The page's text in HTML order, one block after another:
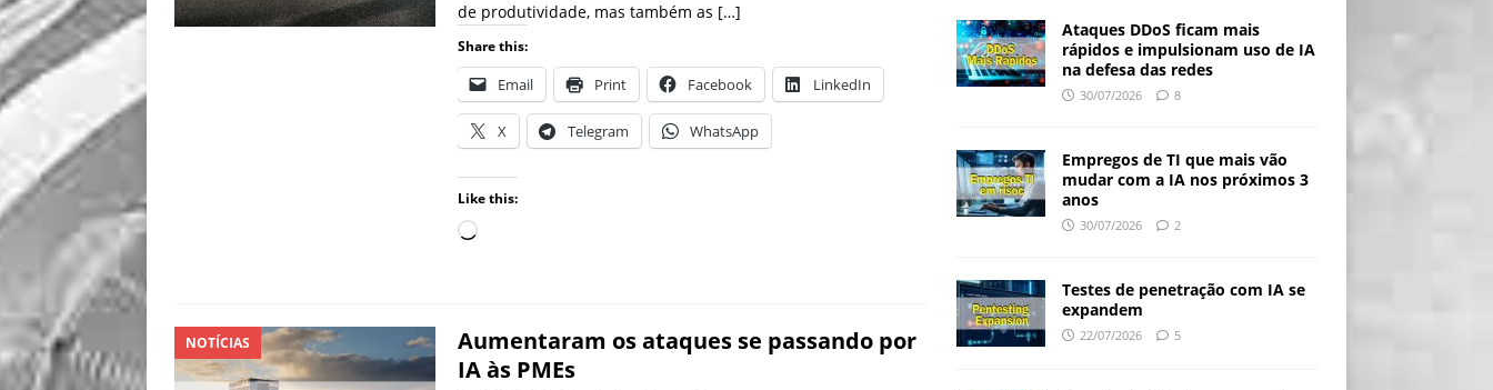
de produtividade, mas também as […]
Share this:
Email Print Facebook LinkedIn
X Telegram WhatsApp
Like this:
NOTÍCIAS
Aumentaram os ataques se passando por
IA às PMEs
Ataques DDoS ficam mais
rápidos e impulsionam uso de IA
na defesa das redes
30/07/2026 8
Empregos de TI que mais vão
mudar com a IA nos próximos 3
anos
30/07/2026 2
Testes de penetração com IA se
expandem
22/07/2026 5